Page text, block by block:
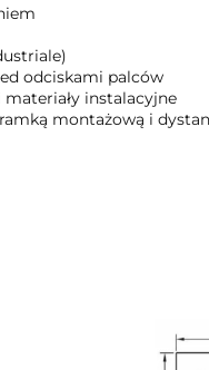
odciskami palców
instalacyjne
montażową i